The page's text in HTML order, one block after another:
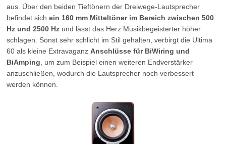
aus. Über den beiden Tieftönern der Dreiwege-Lautsprecher
befindet sichein 160 mm Mitteltöner im Bereich zwischen 500
Hz und 2500 Hz und lässt das Herz Musikbegeisterter höher
schlagen. Sonst sehr schlicht im Stil gehalten, verbirgt die Ultima
60 als kleine ExtravaganzAnschlüsse für BiWiring und
BiAmping , um zum Beispiel einen weiteren Endverstärker
anzuschließen, wodurch die Lautsprecher noch verbessert
werden können.